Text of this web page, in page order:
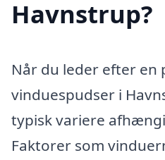
Havnstrup?
Når du leder efter en
vinduespudser i
typisk variere
Faktorer som